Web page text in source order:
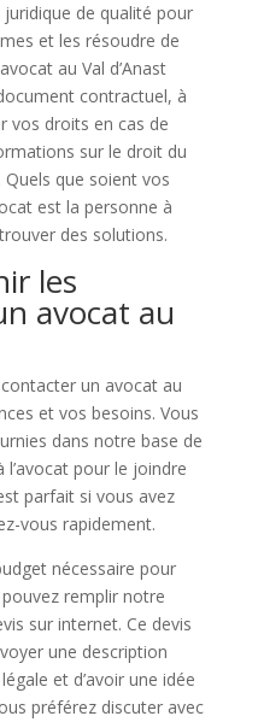
juridique de qualité pour
et les résoudre de
au Val d’Anast
contractuel, à
vos droits en cas de
sur le droit du
que soient vos
est la personne à
des solutions.
les
avocat au
un avocat au
et vos besoins. Vous
dans notre base de
pour le joindre
parfait si vous avez
vous rapidement.
nécessaire pour
remplir notre
sur internet. Ce devis
une description
et d’avoir une idée
préférez discuter avec